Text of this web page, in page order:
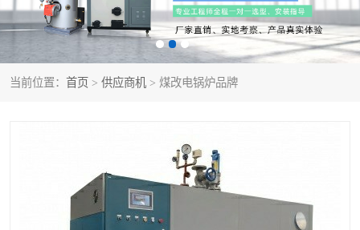
当前位置： 首页 > 供应商机 > 煤改电锅炉品牌